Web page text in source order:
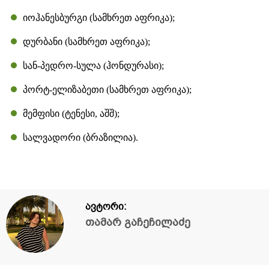
იოჰანესბურგი (სამხრეთ აფრიკა);
დურბანი (სამხრეთ აფრიკა);
სან-პედრო-სულა (ჰონდურასი);
პორტ-ელიზაბეთი (სამხრეთ აფრიკა);
მემფისი (ტენესი, აშშ);
სალვადორი (ბრაზილია).
ავტორი:
თამარ გაჩეჩილაძე